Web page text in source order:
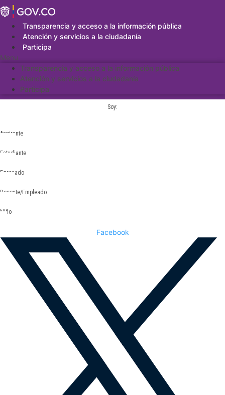
Saltar
al
contenidoTransparencia y acceso a la información pública
Atención y servicios a la ciudadanía
Participa
Menu
Transparencia y acceso a la información pública
Atención y servicios a la ciudadanía
Participa
Soy:
Aspirante
Estudiante
Egresado
Docente/Empleado
Niño
Facebook